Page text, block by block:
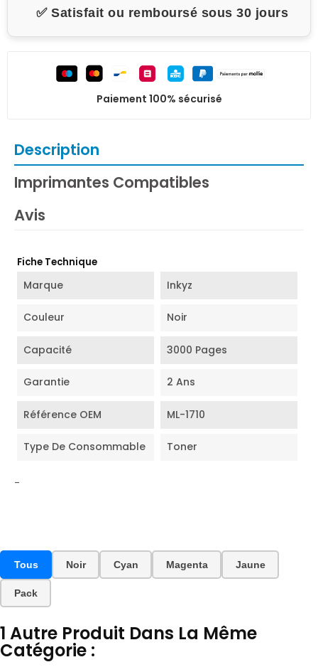
✅ Satisfait ou remboursé sous 30 jours
Paiement 100% sécurisé
Description
Imprimantes Compatibles
Avis
Fiche Technique
Marque Inkyz
Couleur Noir
Capacité 3000 Pages
Garantie 2 Ans
Référence OEM ML-1710
Type De Consommable Toner
-
Tous Noir Cyan Magenta Jaune
Pack
1 Autre Produit Dans La Même
Catégorie :